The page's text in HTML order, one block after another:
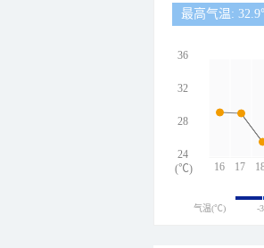
最高气温:
16 17
36
32
28
24
(℃)
气温(℃) -